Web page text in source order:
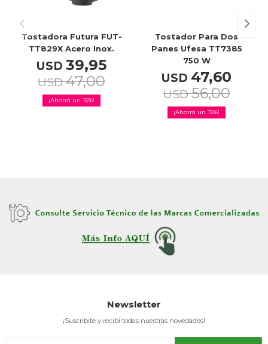
Tostadora Futura FUT-
TT829X Acero Inox.
USD 39,95
USD 47,00
15
Tostador Para Dos
Panes Ufesa TT7385
750 W
USD 47,60
USD 56,00
15
Newsletter
¡Suscribite y recibí todas nuestras novedades!